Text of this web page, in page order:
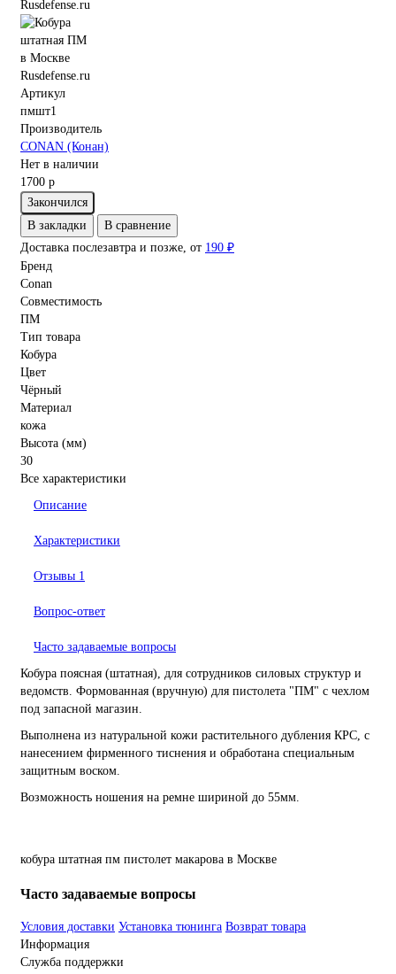
Артикул
пмшт1
Производитель
CONAN (Конан)
Нет в наличии
1700 р
Закончился
В закладки
В сравнение
Доставка послезавтра и позже, от 190 ₽
Бренд
Conan
Совместимость
ПМ
Тип товара
Кобура
Цвет
Чёрный
Материал
кожа
Высота (мм)
30
Все характеристики
Описание
Характеристики
Отзывы 1
Вопрос-ответ
Часто задаваемые вопросы
Кобура поясная (штатная), для сотрудников силовых структур и
ведомств. Формованная (вручную) для пистолета "ПМ" с чехлом
под запасной магазин.
Выполнена из натуральной кожи растительного дубления КРС, с
нанесением фирменного тиснения и обработана специальным
защитным воском.
Возможность ношения на ремне шириной до 55мм.
кобура штатная пм пистолет макарова в Москве
Часто задаваемые вопросы
Условия доставки Установка тюнинга Возврат товара
Информация
Служба поддержки